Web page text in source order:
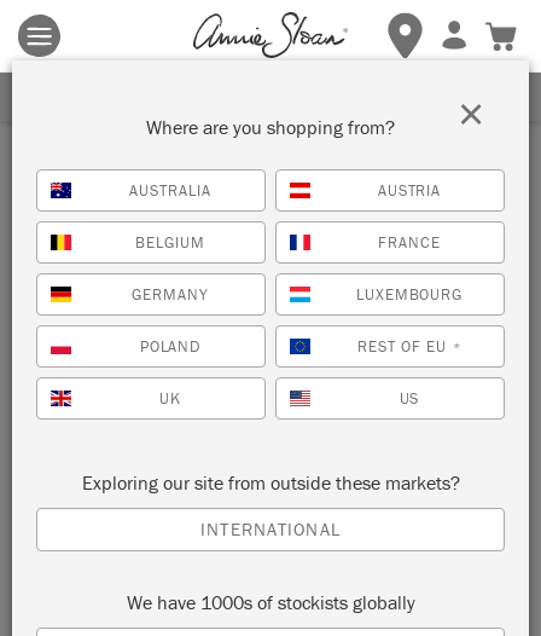
Terms & conditions apply.Tap herefor more details.
Where are you shopping from?
AUSTRALIA AUSTRIA
BELGIUM FRANCE
GERMANY LUXEMBOURG
POLAND REST OF EU *
UK US
Exploring our site from outside these markets?
INTERNATIONAL
We have 1000s of stockists globally
×